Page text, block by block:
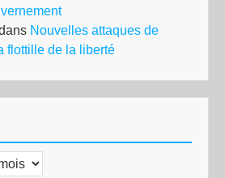
Nouvelles attaques de
flottille de la liberté